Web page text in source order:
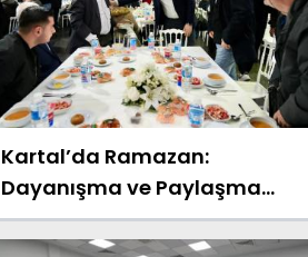
Kartal’da Ramazan:
Dayanışma ve Paylaşma
Sofraları